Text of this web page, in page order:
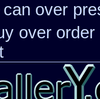
over
over order